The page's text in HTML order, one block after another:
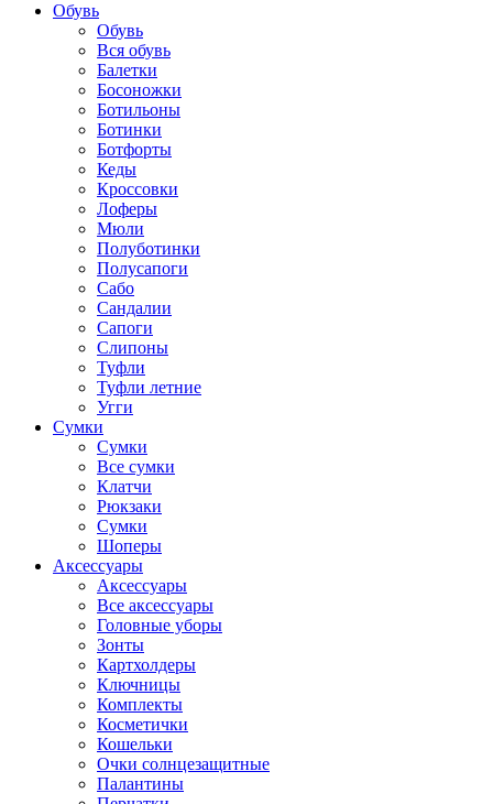
Обувь
Обувь
Вся обувь
Балетки
Босоножки
Ботильоны
Ботинки
Ботфорты
Кеды
Кроссовки
Лоферы
Мюли
Полуботинки
Полусапоги
Сабо
Сандалии
Сапоги
Слипоны
Туфли
Туфли летние
Угги
Сумки
Сумки
Все сумки
Клатчи
Рюкзаки
Сумки
Шоперы
Аксессуары
Аксессуары
Все аксессуары
Головные уборы
Зонты
Картхолдеры
Ключницы
Комплекты
Косметички
Кошельки
Очки солнцезащитные
Палантины